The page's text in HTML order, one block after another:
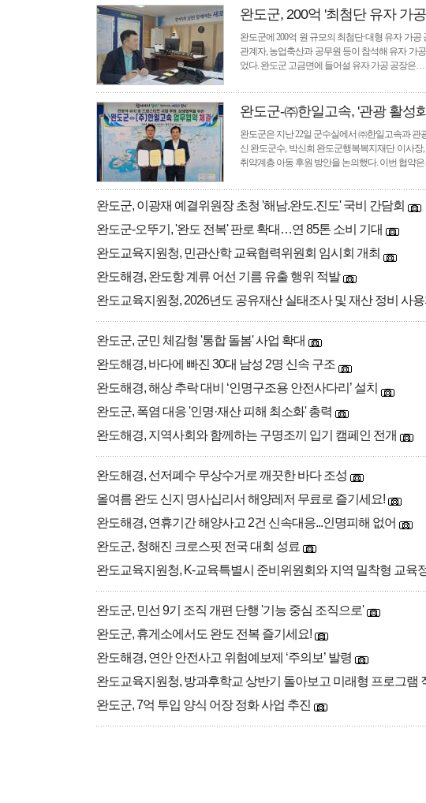
완도군, 200억 '최첨단 유자 가
완도군에 200억 원 규모의 최첨단·대형 유자 가
관계자, 농업축산과 공무원 등이 참석해 유자 가
었다. 완도군 고금면에 들어설 유자 가공 공장은…
완도군-㈜한일고속, '관광 활성
완도군은 지난 22일 군수실에서 ㈜한일고속과
신 완도군수, 박신희 완도군행복복지재단 이사
취약계층 아동 후원 방안을 논의했다. 이번 협약
완도군, 이광재 예결위원장 초청 '해남.완도.진도' 국비 간담회
완도군-오뚜기, '완도 전복' 판로 확대…연 85톤 소비 기대
완도교육지원청, 민관산학 교육협력위원회 임시회 개최
완도해경, 완도항 계류 어선 기름 유출 행위 적발
완도교육지원청, 2026년도 공유재산 실태조사 및 재산 정비 사용
완도군, 군민 체감형 '통합 돌봄' 사업 확대
완도해경, 바다에 빠진 30대 남성 2명 신속 구조
완도해경, 해상 추락 대비 ‘인명구조용 안전사다리’ 설치
완도군, 폭염 대응 '인명·재산 피해 최소화' 총력
완도해경, 지역사회와 함께하는 구명조끼 입기 캠페인 전개
완도해경, 선저폐수 무상수거로 깨끗한 바다 조성
올여름 완도 신지 명사십리서 해양레저 무료로 즐기세요!
완도해경, 연휴기간 해양사고 2건 신속대응...인명피해 없어
완도군, 청해진 크로스핏 전국 대회 성료
완도교육지원청, K-교육특별시 준비위원회와 지역 밀착형 교육
완도군, 민선 9기 조직 개편 단행 '기능 중심 조직으로'
완도군, 휴게소에서도 완도 전복 즐기세요!
완도해경, 연안 안전사고 위험예보제 ‘주의보’ 발령
완도교육지원청, 방과후학교 상반기 돌아보고 미래형 프로그램
완도군, 7억 투입 양식 어장 정화 사업 추진